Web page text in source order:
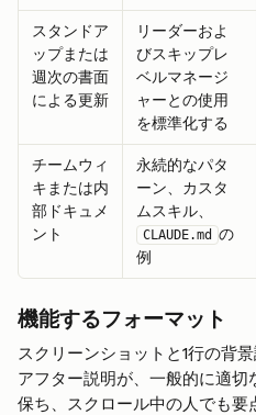
スタンドア
ップまたは
週次の書面
による更新
リーダーおよ
びスキップレ
ベルマネージ
ャーとの使用
を標準化する
チームウィ
キまたは内
部ドキュメ
ント
永続的なパタ
ーン、カスタ
ムスキル、
CLAUDE.md の
例
機能するフォーマット
スクリーンショットと1行の背
アフター説明が、一般的に適切
保ち、スクロール中の人でも要